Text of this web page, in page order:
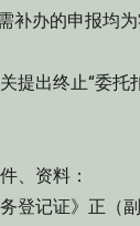
办的申报均为
出终止“委托
、资料：
记证》正（副